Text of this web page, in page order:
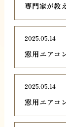
専門家が教
窓用エアコ
2025.05.14
窓用エアコ
2025.05.14